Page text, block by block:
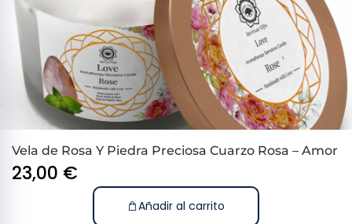
Vela de Rosa Y Piedra Preciosa Cuarzo Rosa – Amor
23,00 €
Añadir al carrito